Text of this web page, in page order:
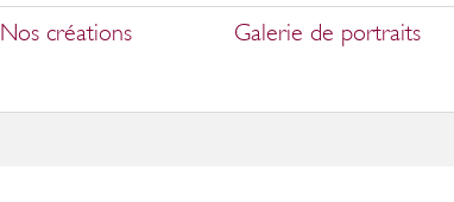
Nos créations Galerie de portraits